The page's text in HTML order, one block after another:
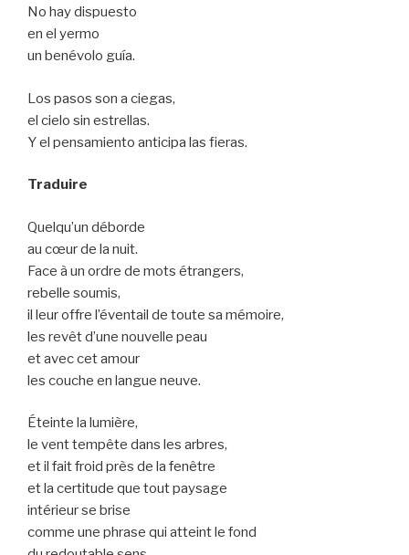
No hay dispuesto
en el yermo
un benévolo guía.
Los pasos son a ciegas,
el cielo sin estrellas.
Y el pensamiento anticipa las fieras.
Traduire
Quelqu’un déborde
au cœur de la nuit.
Face à un ordre de mots étrangers,
rebelle soumis,
il leur offre l’éventail de toute sa mémoire,
les revêt d’une nouvelle peau
et avec cet amour
les couche en langue neuve.
Éteinte la lumière,
le vent tempête dans les arbres,
et il fait froid près de la fenêtre
et la certitude que tout paysage
intérieur se brise
comme une phrase qui atteint le fond